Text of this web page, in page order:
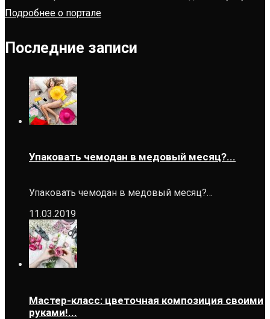
Подробнее о портале
Последние записи
Упаковать чемодан в медовый месяц?...
Упаковать чемодан в медовый месяц?…
11.03.2019
Мастер-класс: цветочная композиция своими
руками!...